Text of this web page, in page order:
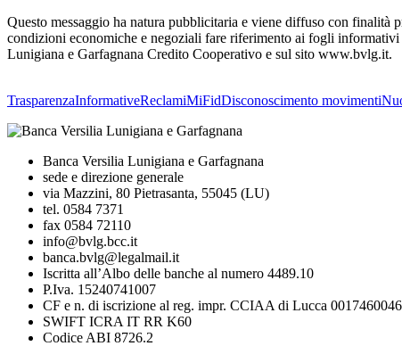
Questo messaggio ha natura pubblicitaria e viene diffuso con finalità
condizioni economiche e negoziali fare riferimento ai fogli informativi
Lunigiana e Garfagnana Credito Cooperativo e sul sito www.bvlg.it.
TrasparenzaInformativeReclamiMiFidDisconoscimento movimenti
Banca Versilia Lunigiana e Garfagnana
sede e direzione generale
via Mazzini, 80 Pietrasanta, 55045 (LU)
tel. 0584 7371
fax 0584 72110
info@bvlg.bcc.it
banca.bvlg@legalmail.it
Iscritta all’Albo delle banche al numero 4489.10
P.Iva. 15240741007
CF e n. di iscrizione al reg. impr. CCIAA di Lucca
SWIFT ICRA IT RR K60
Codice ABI 8726.2